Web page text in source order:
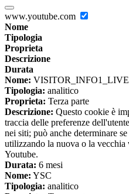
www.youtube.com
Nome
Tipologia
Proprieta
Descrizione
Durata
Nome: VISITOR_INFO1_LIVE
Tipologia: analitico
Proprieta: Terza parte
Descrizione: Questo cookie è
traccia delle preferenze
nei siti; può anche determinare
utilizzando la nuova o la
Youtube.
Durata: 6 mesi
Nome: YSC
Tipologia: analitico